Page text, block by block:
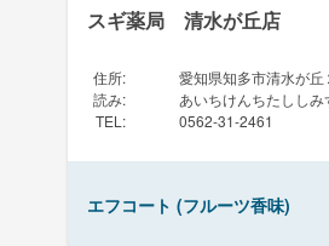
スギ薬局 清水が丘店
住所:
愛知県知多市清水が丘
読み:
あいちけんちたししみ
TEL : 0562-31-2461
エフコート (フルーツ香味)